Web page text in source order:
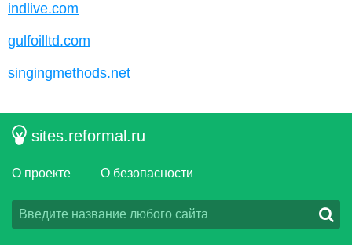
indlive.com
gulfoilltd.com
singingmethods.net
sites.reformal.ru
О проекте О безопасности